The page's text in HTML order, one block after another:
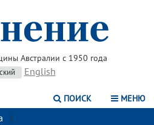
Австралии с 1950 года
English
ПОИСК МЕНЮ
|